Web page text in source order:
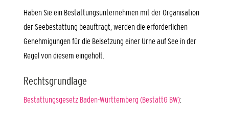
Haben Sie ein Bestattungsunternehmen mit der Organisation
der Seebestattung beauftragt, werden die erforderlichen
Genehmigungen für die Beisetzung einer Urne auf See in der
Regel von diesem eingeholt.
Rechtsgrundlage
Bestattungsgesetz Baden-Württemberg (BestattG BW):